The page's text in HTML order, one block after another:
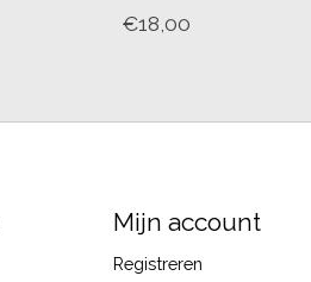
€18,00
Mijn account
Registreren